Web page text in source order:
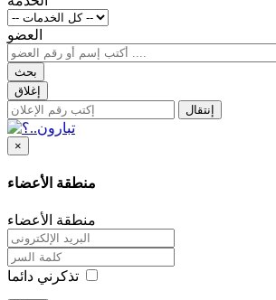
العضو
بحث
إغلاق
إنتقال
×
منطقة الأعضاء
منطقة الأعضاء